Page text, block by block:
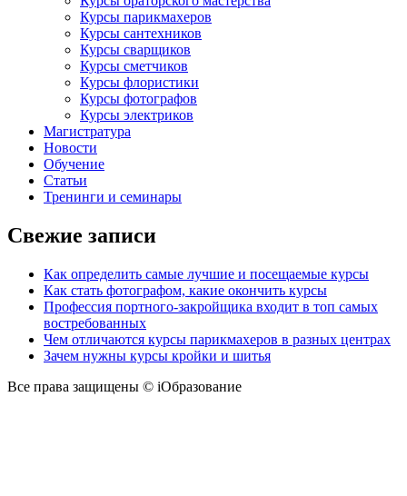
Курсы парикмахеров
Курсы сантехников
Курсы сварщиков
Курсы сметчиков
Курсы флористики
Курсы фотографов
Курсы электриков
Магистратура
Новости
Обучение
Статьи
Тренинги и семинары
Свежие записи
Как определить самые лучшие и посещаемые курсы
Как стать фотографом, какие окончить курсы
Профессия портного-закройщика входит в топ самых
востребованных
Чем отличаются курсы парикмахеров в разных центрах
Зачем нужны курсы кройки и шитья
Все права защищены © iОбразование